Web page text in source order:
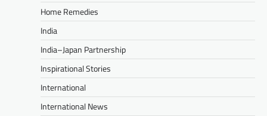
Home Remedies
India
India–Japan Partnership
Inspirational Stories
International
International News